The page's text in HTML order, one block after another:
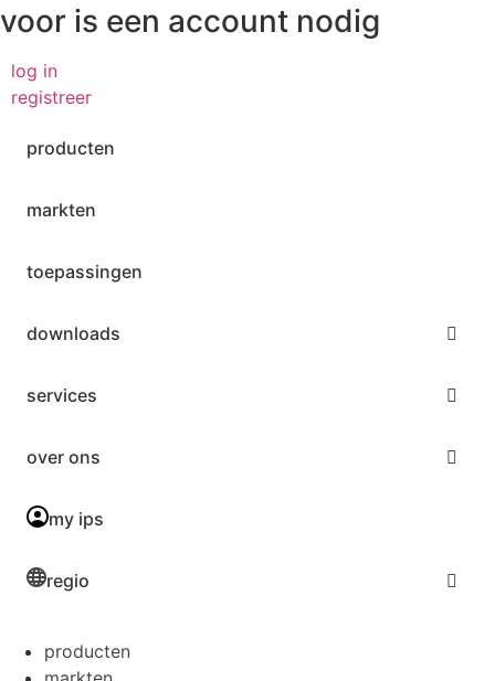
voor is een account nodig
log in
registreer
producten
markten
toepassingen
downloads
services
over ons
my ips
regio
producten